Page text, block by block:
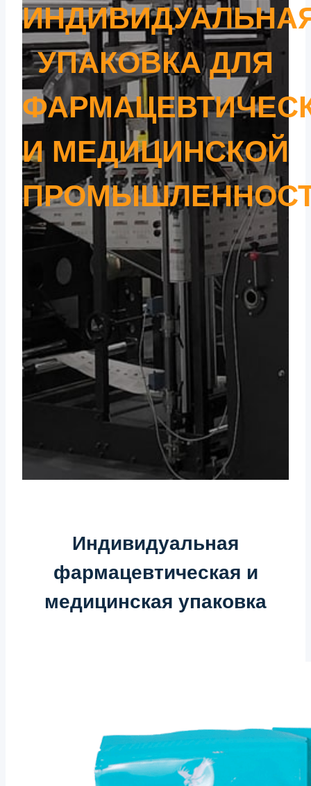
УПАКОВКА ДЛЯ
И МЕДИЦИНСКОЙ
Индивидуальная
фармацевтическая и
медицинская упаковка